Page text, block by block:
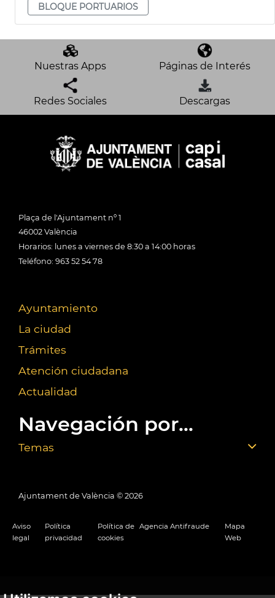
BLOQUE PORTUARIOS
Nuestras Apps Páginas de Interés
Redes Sociales Descargas
Plaça de l'Ajuntament nº 1
46002 València
Horarios: lunes a viernes de 8:30 a 14:00 horas
Teléfono: 963 52 54 78
Ayuntamiento
La ciudad
Trámites
Atención ciudadana
Actualidad
Navegación por...
Temas
Ajuntament de València © 2026
Aviso
legal
Política
privacidad
Política de
cookies
Agencia Antifraude
Mapa
Web